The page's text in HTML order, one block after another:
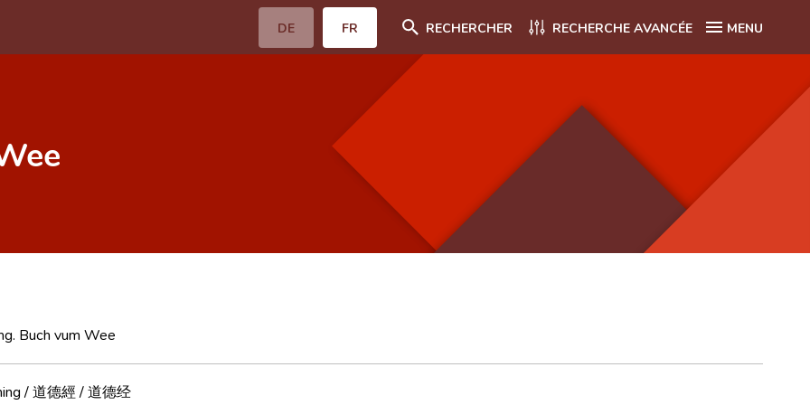
DE FR RECHERCHER RECHERCHE AVANCÉE MENU
Buch vum Wee
/ 道德經 / 道德经